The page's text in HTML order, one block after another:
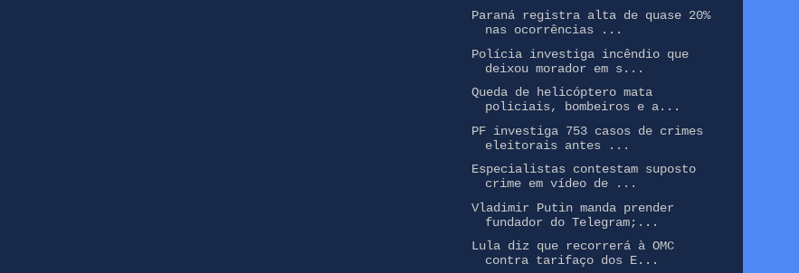
Paraná registra alta de quase 20%
nas ocorrências ...
Polícia investiga incêndio que
deixou morador em s...
Queda de helicóptero mata
policiais, bombeiros e a...
PF investiga 753 casos de crimes
eleitorais antes ...
Especialistas contestam suposto
crime em vídeo de ...
Vladimir Putin manda prender
fundador do Telegram;...
Lula diz que recorrerá à OMC
contra tarifaço dos E...